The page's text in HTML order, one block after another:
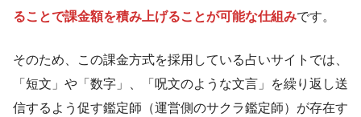
ることで課金額を積み上げることが可能な仕組みです。
そのため、この課金方式を採用している占いサイトでは、
「短文」や「数字」、「呪文のような文言」を繰り返し送
信するよう促す鑑定師（運営側のサクラ鑑定師）が存在す